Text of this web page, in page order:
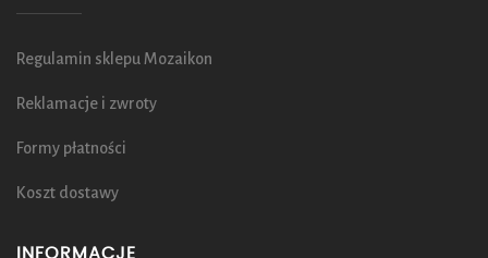
Regulamin sklepu Mozaikon
Reklamacje i zwroty
Formy płatności
Koszt dostawy
INFORMACJE